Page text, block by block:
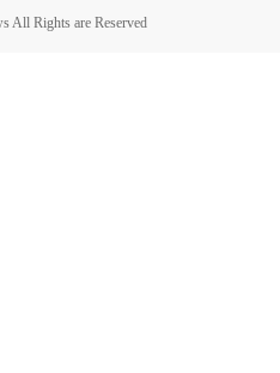
All Rights are Reserved